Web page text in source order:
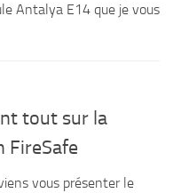
Antalya E14 que je vous
tout sur la
FireSafe
vous présenter le